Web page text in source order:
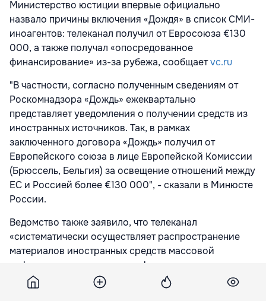
Министерство юстиции впервые официально
назвало причины включения «Дождя» в список СМИ-
иноагентов: телеканал получил от Евросоюза €130
000, а также получал «опосредованное
финансирование» из-за рубежа, сообщаетvc.ru
"В частности, согласно полученным сведениям от
Роскомнадзора «Дождь» ежеквартально
представляет уведомления о получении средств из
иностранных источников. Так, в рамках
заключенного договора «Дождь» получил от
Европейского союза в лице Европейской Комиссии
(Брюссель, Бельгия) за освещение отношений между
ЕС и Россией более €130 000", - сказали в Минюсте
России.
Ведомство также заявило, что телеканал
«систематически осуществляет распространение
материалов иностранных средств массовой
информации, выполняющих функции иностранного
агента, получая при этом иностранное